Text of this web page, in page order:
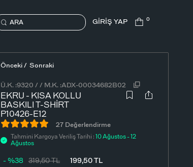
ARA GİRİŞ YAP 0
Önceki / Sonraki
Ü.K. :9320 // M.K. :ADX-00034682B02
EKRU - KISA KOLLU
BASKILI T-SHIRT
P10426-E12
27 Değerlendirme
Tahmini Kargoya Veriliş Tarihi :10 Ağustos - 12
Ağustos
319,50TL 199,50TL
- %38